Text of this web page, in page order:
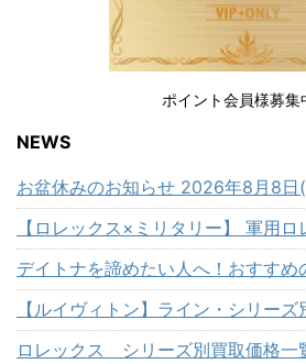
ポイント会員様募集
NEWS
お盆休みのお知らせ 2026年8月8日
【ロレックス×ミリタリー】 軍用
デイトナを諦めたい人へ！おすすめ
【ルイヴィトン】ライン・シリー
ロレックス シリーズ別買取価格一